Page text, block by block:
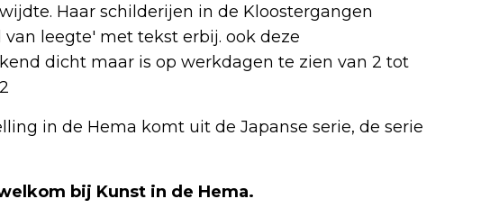
Haar schilderijen in de Kloostergangen
leegte' met tekst erbij. ook deze
dicht maar is op werkdagen te zien van 2 tot
in de Hema komt uit de Japanse serie, de serie
bij Kunst in de Hema.